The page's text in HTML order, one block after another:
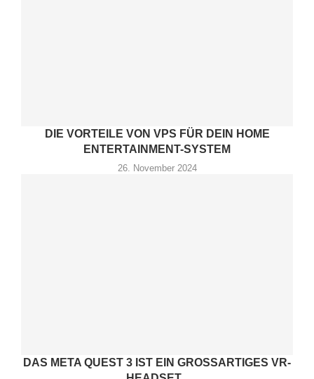
DIE VORTEILE VON VPS FÜR DEIN HOME
ENTERTAINMENT-SYSTEM
26. November 2024
DAS META QUEST 3 IST EIN GROSSARTIGES VR-H